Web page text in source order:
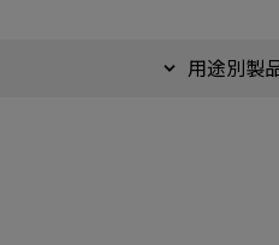
用途別製